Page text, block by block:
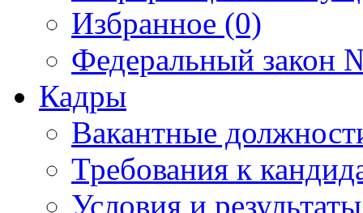
Избранное (0)
Федеральный закон
Кадры
Вакантные
Требования к
Условия и